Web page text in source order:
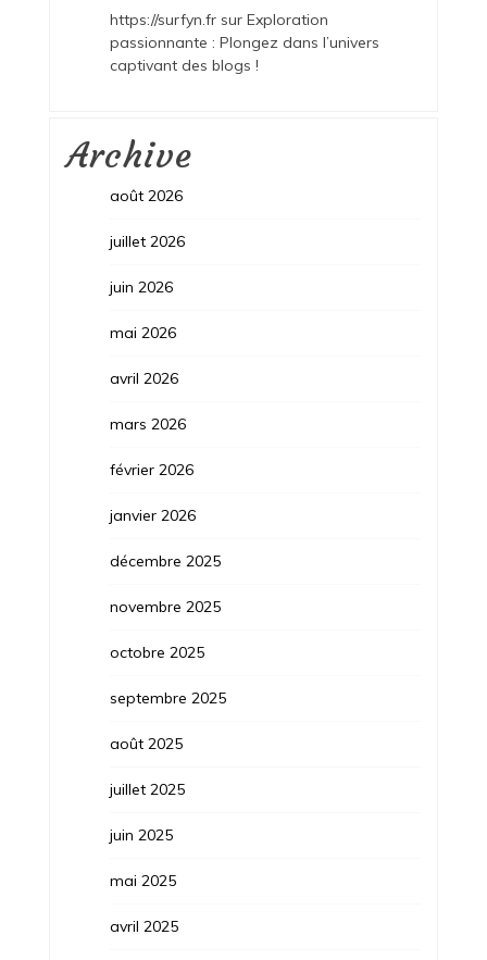
https://surfyn.frsur Exploration
passionnante : Plongez dans l’univers
captivant des blogs !
Archive
août 2026
juillet 2026
juin 2026
mai 2026
avril 2026
mars 2026
février 2026
janvier 2026
décembre 2025
novembre 2025
octobre 2025
septembre 2025
août 2025
juillet 2025
juin 2025
mai 2025
avril 2025